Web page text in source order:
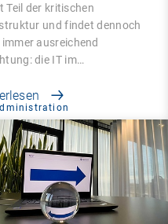
Teil der kritischen
und findet dennoch
ausreichend
die IT im…